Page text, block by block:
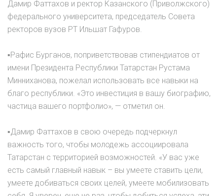
Дамир Фаттахов и ректор Казанского (Приволжского)
федерального университета, председатель Совета
ректоров вузов РТ Ильшат Гафуров.
▪Рафис Бурганов, поприветствовав стипендиатов от
имени Президента Республики Татарстан Рустама
Минниханова, пожелал использовать все навыки на
благо республики. «Это инвестиция в вашу биографию,
частица вашего портфолио», — отметил он.
▪Дамир Фаттахов в свою очередь подчеркнул
важность того, чтобы молодежь ассоциировала
Татарстан с территорией возможностей. «У вас уже
есть самый главный навык – вы умеете ставить цели,
умеете добиваться своих целей, умеете мобилизовать